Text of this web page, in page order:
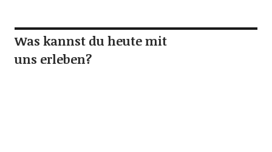
Was kannst du heute mit
uns erleben?